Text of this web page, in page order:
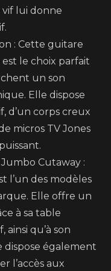
lui donne
: Cette guitare
le choix parfait
un son
Elle dispose
d’un corps creux
micros TV Jones
Cutaway :
l’un des modèles
Elle offre un
à sa table
ainsi qu’à son
dispose également
l’accès aux